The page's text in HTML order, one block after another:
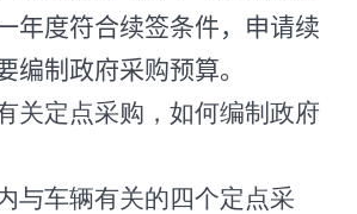
年度符合续签条件，申请续
编制政府采购预算。
关定点采购，如何编制政府
与车辆有关的四个定点采